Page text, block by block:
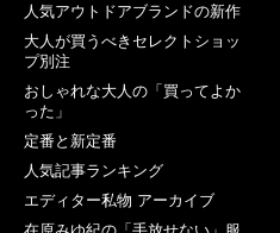
人気アウトドアブランドの新作
大人が買うべきセレクトショッ
プ別注
おしゃれな大人の「買ってよか
った」
定番と新定番
人気記事ランキング
エディター私物 アーカイブ